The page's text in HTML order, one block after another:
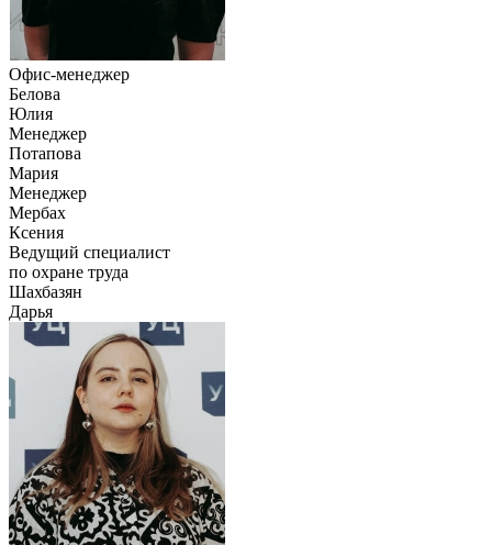
Офис-менеджер
Белова
Юлия
Менеджер
Потапова
Мария
Менеджер
Мербах
Ксения
Ведущий специалист
по охране труда
Шахбазян
Дарья